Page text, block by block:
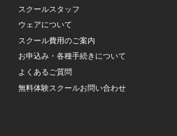
スクールスタッフ
ウェアについて
スクール費用のご案内
お申込み・各種手続きについて
よくあるご質問
無料体験スクールお問い合わせ